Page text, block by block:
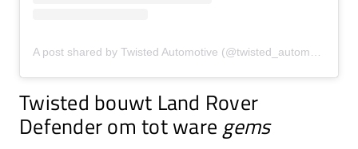
Twisted bouwt Land Rover
Defender om tot ware gems